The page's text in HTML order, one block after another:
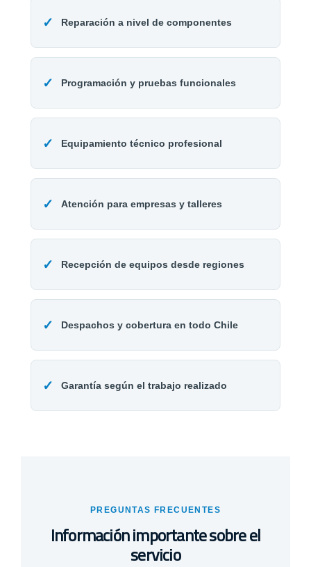
✓ Reparación a nivel de componentes
✓ Programación y pruebas funcionales
✓ Equipamiento técnico profesional
✓ Atención para empresas y talleres
✓ Recepción de equipos desde regiones
✓ Despachos y cobertura en todo Chile
✓ Garantía según el trabajo realizado
PREGUNTAS FRECUENTES
Información importante sobre el
servicio